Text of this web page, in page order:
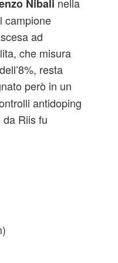
Nibali
campione
ad
che misura
resta
però in un
antidoping
Riis fu